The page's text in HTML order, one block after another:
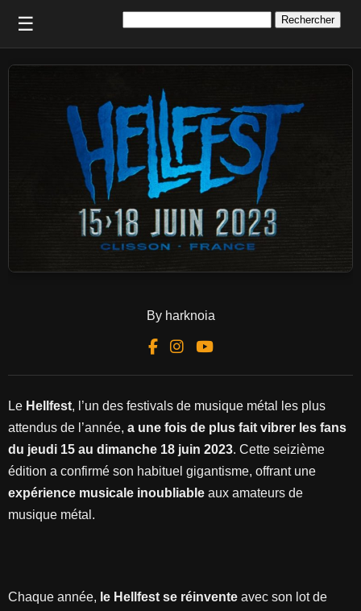
☰
By harknoia
Le Hellfest, l’un des festivals de musique métal les plus
attendus de l’année, a une fois de plus fait vibrer les fans
du jeudi 15 au dimanche 18 juin 2023. Cette seizième
édition a confirmé son habituel gigantisme, offrant une
expérience musicale inoubliable aux amateurs de
musique métal.
Chaque année, le Hellfest se réinvente avec son lot de